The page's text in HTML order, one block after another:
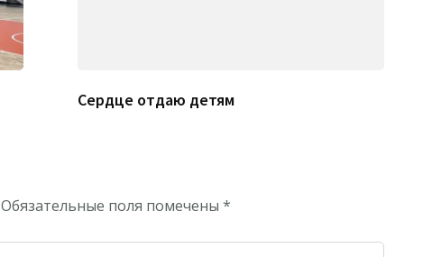
Сердце отдаю детям
Обязательные поля помечены *